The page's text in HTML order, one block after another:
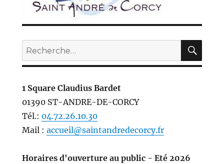
Recherche
pour :
1 Square Claudius Bardet
01390 ST-ANDRE-DE-CORCY
Tél.: 04.72.26.10.30
Mail : accueil@saintandredecorcy.fr
Horaires d'ouverture au public - Eté 2026